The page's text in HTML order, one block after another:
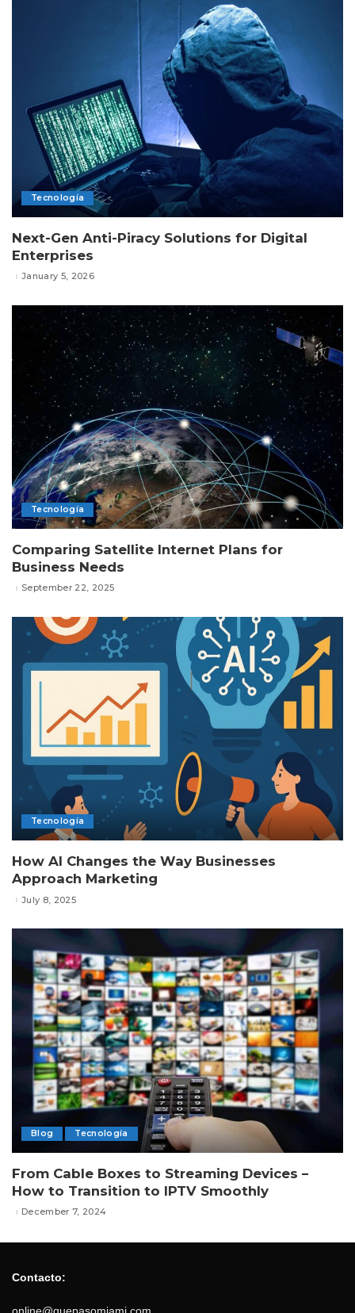
Tecnología
Next-Gen Anti-Piracy Solutions for Digital
Enterprises
January 5, 2026
Tecnología
Comparing Satellite Internet Plans for
Business Needs
September 22, 2025
Tecnología
How AI Changes the Way Businesses
Approach Marketing
July 8, 2025
Blog Tecnología
From Cable Boxes to Streaming Devices –
How to Transition to IPTV Smoothly
December 7, 2024
Contacto: